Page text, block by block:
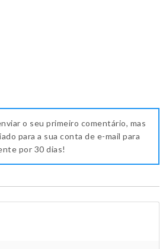
o seu primeiro comentário, mas
para a sua conta de e-mail para
por 30 dias!